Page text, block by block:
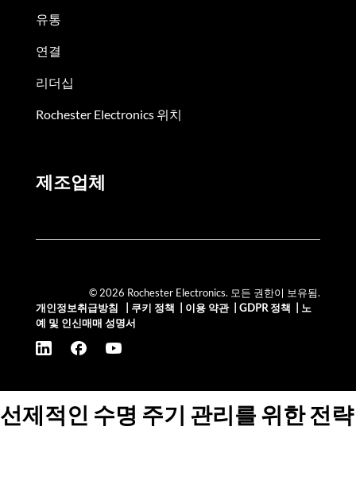
유통
연결
리더십
Rochester Electronics 위치
제조업체
© 2026 Rochester Electronics. 모든 권한이 보유됨.
개인정보취급방침
쿠키 정책 이용 약관| GDPR 정책
노
예 및 인신매매 성명서
선제적인 수명 주기 관리를 위한 전략